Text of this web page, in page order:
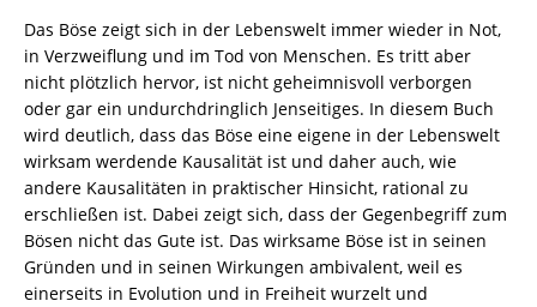
8260-
7867-
5
/
978-
3-
8260-
7867-
5
Menge
Das Böse zeigt sich in der Lebenswelt immer wieder in Not,
in Verzweiflung und im Tod von Menschen. Es tritt aber
nicht plötzlich hervor, ist nicht geheimnisvoll verborgen
oder gar ein undurchdringlich Jenseitiges. In diesem Buch
wird deutlich, dass das Böse eine eigene in der Lebenswelt
wirksam werdende Kausalität ist und daher auch, wie
andere Kausalitäten in praktischer Hinsicht, rational zu
erschließen ist. Dabei zeigt sich, dass der Gegenbegriff zum
Bösen nicht das Gute ist. Das wirksame Böse ist in seinen
Gründen und in seinen Wirkungen ambivalent, weil es
einerseits in Evolution und in Freiheit wurzelt und